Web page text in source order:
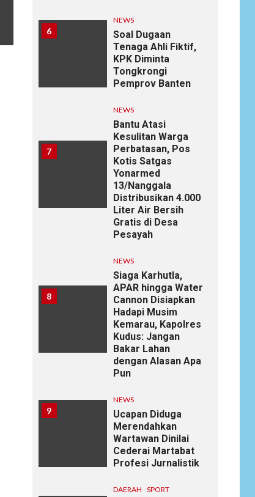
6
NEWS
Soal Dugaan
Tenaga Ahli Fiktif,
KPK Diminta
Tongkrongi
Pemprov Banten
7
NEWS
Bantu Atasi
Kesulitan Warga
Perbatasan, Pos
Kotis Satgas
Yonarmed
13/Nanggala
Distribusikan 4.000
Liter Air Bersih
Gratis di Desa
Pesayah
8
NEWS
Siaga Karhutla,
APAR hingga Water
Cannon Disiapkan
Hadapi Musim
Kemarau, Kapolres
Kudus: Jangan
Bakar Lahan
dengan Alasan Apa
Pun
9
NEWS
Ucapan Diduga
Merendahkan
Wartawan Dinilai
Cederai Martabat
Profesi Jurnalistik
DAERAH SPORT